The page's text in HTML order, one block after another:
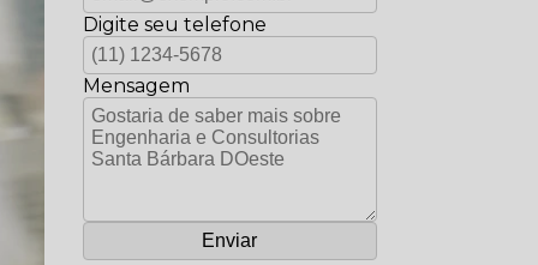
Digite seu telefone
Mensagem